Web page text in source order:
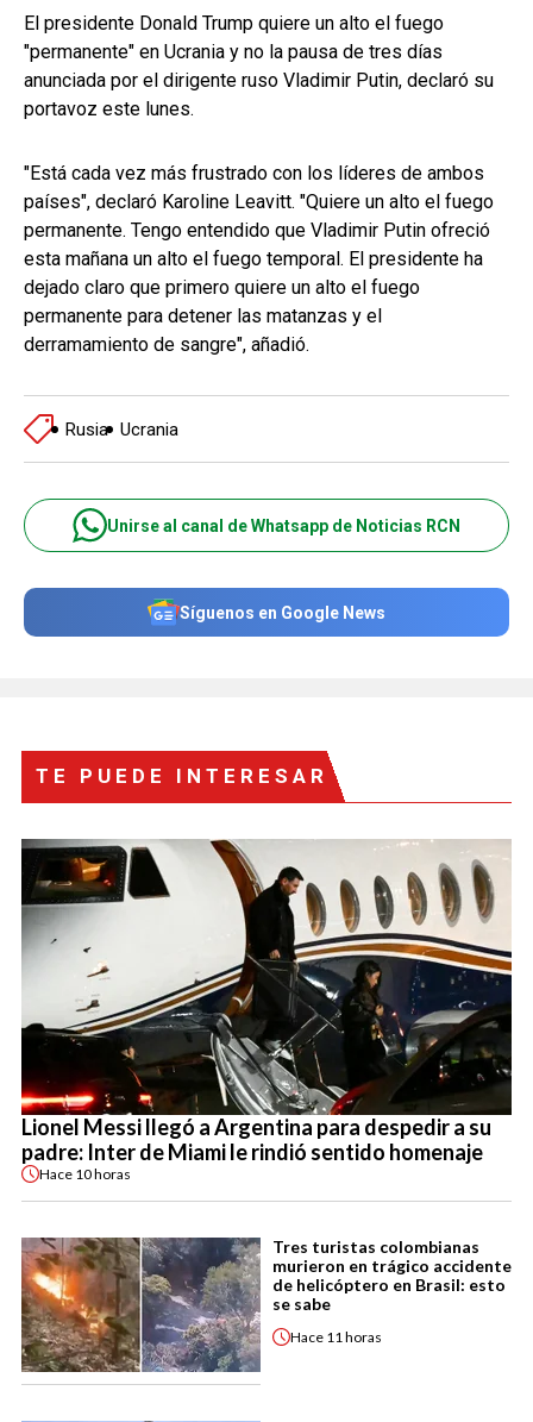
El presidente Donald Trump quiere un alto el fuego
"permanente" en Ucrania y no la pausa de tres días
anunciada por el dirigente ruso Vladimir Putin, declaró su
portavoz este lunes.
"Está cada vez más frustrado con los líderes de ambos
países", declaró Karoline Leavitt. "Quiere un alto el fuego
permanente. Tengo entendido que Vladimir Putin ofreció
esta mañana un alto el fuego temporal. El presidente ha
dejado claro que primero quiere un alto el fuego
permanente para detener las matanzas y el
derramamiento de sangre", añadió.
Rusia Ucrania
Unirse al canal de Whatsapp de Noticias RCN
Síguenos en Google News
TE PUEDE INTERESAR
Lionel Messi llegó a Argentina para despedir a su
padre: Inter de Miami le rindió sentido homenaje
Hace 10 horas
Tres turistas colombianas
murieron en trágico accidente
de helicóptero en Brasil: esto
se sabe
Hace 11 horas